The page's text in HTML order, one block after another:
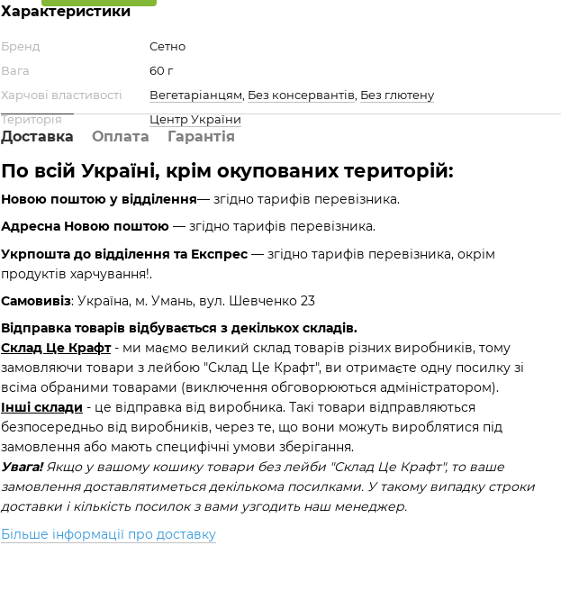
Характеристики
Бренд
Сетно
Вага
60 г
Харчові властивості
Вегетаріанцям Без консервантів Без глютену
Територія
Центр України
Доставка Оплата Гарантія
По всій Україні, крім окупованих територій:
Новою поштою у відділення— згідно тарифів перевізника.
Адресна Новою поштою — згідно тарифів перевізника.
Укрпошта до відділення та Експрес — згідно тарифів перевізника, окрім
продуктів харчування!.
Самовивіз: Україна, м. Умань, вул. Шевченко 23
Відправка товарів відбувається з декількох складів.
Склад Це Крафт- ми маємо великий склад товарів різних виробників, тому
замовляючи товари з лейбою "Склад Це Крафт", ви отримаєте одну посилку зі
всіма обраними товарами (виключення обговорюються адміністратором).
Інші склади - це відправка від виробника. Такі товари відправляються
безпосередньо від виробників, через те, що вони можуть вироблятися під
замовлення або мають специфічні умови зберігання.
Увага!Якщо у вашому кошику товари без лейби "Склад Це Крафт", то ваше
замовлення доставлятиметься декількома посилками. У такому випадку строки
доставки і кількість посилок з вами узгодить наш менеджер.
Більше інформації про доставку